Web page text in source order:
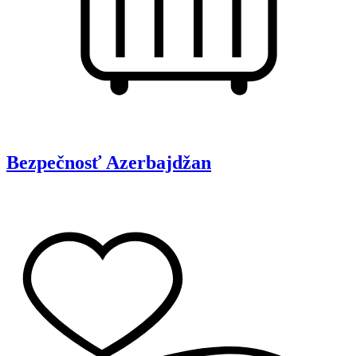
BezpečnosťAzerbajdžan